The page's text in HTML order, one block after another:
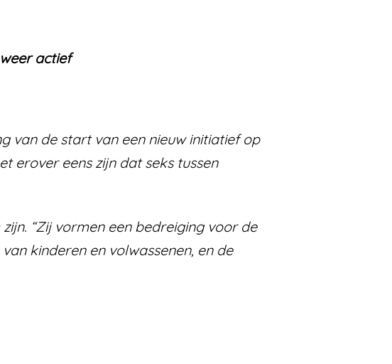
actief
van de start van een nieuw initiatief op
erover eens zijn dat seks tussen
“Zij vormen een bedreiging voor de
kinderen en volwassenen, en de